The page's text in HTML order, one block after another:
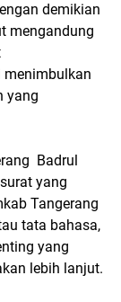
demikian
mengandung
menimbulkan
yang
Badrul
yang
Tangerang
tata bahasa,
yang
lebih lanjut.